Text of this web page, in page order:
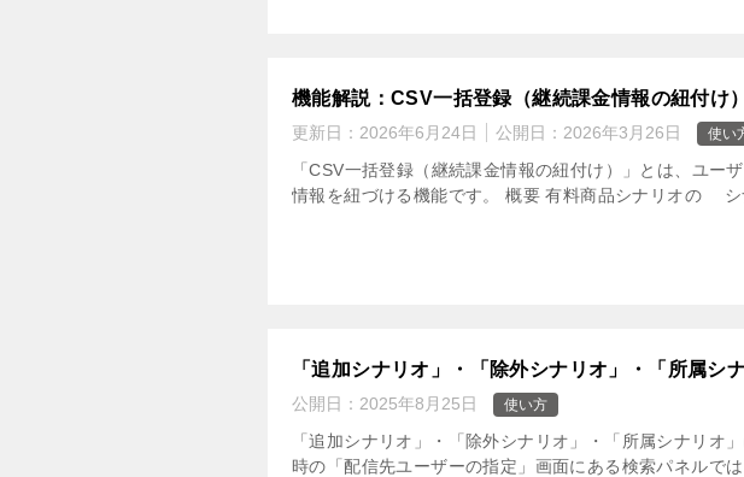
機能解説：CSV一括登録（継続課金情報の紐付け）
更新日： 2026年6月24日 公開日： 2026年3月26日 使い
「CSV一括登録（継続課金情報の紐付け）」とは、ユ
情報を紐づける機能です。 概要 有料商品シナリオの
「追加シナリオ」・「除外シナリオ」・「所属シ
公開日： 2025年8月25日 使い方
「追加シナリオ」・「除外シナリオ」・「所属シナリ
時の「配信先ユーザーの指定」画面にある検索パネル